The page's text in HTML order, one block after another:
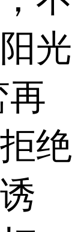
光
再
绝